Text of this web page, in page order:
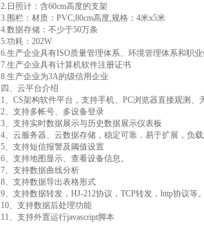
2.日照计：含60cm高度的支架
3.围栏：材质：PVC;80cm高度,规格：4米x5米
4.数据存储：不少于50万条
5.功耗：202W
6.生产企业具有ISO质量管理体系、环境管理体系和职
7.生产企业具有计算机软件注册证书
8.生产企业为3A的级信用企业
四、云平台介绍
1、CS架构软件平台，支持手机、PC浏览器直接观测、
2、支持多帐号、多设备登录
3、支持实时数据展示与历史数据展示仪表板
4、云服务器、云数据存储，稳定可靠，易于扩展，负载
5、支持短信报警及阈值设置
6、支持地图显示、查看设备信息。
7、支持数据曲线分析
8、支持数据导出表格形式
9、支持数据转发，HJ-212协议，TCP转发，http协议等。
10、支持数据后处理功能
11、支持外置运行javascript脚本